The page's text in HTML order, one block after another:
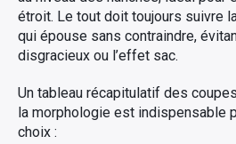
étroit. Le tout doit toujours suivre
qui épouse sans contraindre,
disgracieux ou l’effet sac.
Un tableau récapitulatif des
la morphologie est indispensable
choix :